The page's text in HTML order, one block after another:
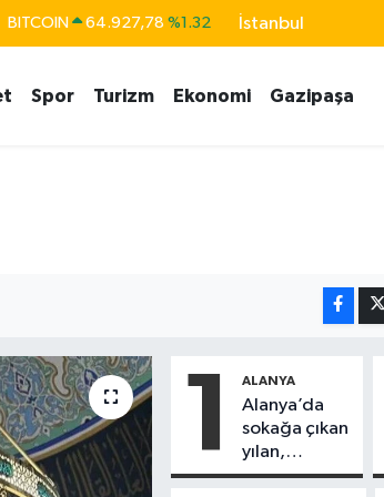
DOLAR 47,5894 %0.08
STERLİN 64,1581 %0.16
İstanbul
Spor Turizm Ekonomi Gazipaşa
1 ALANYA
Alanya’da
sokağa çıkan
yılan,
vatandaşı